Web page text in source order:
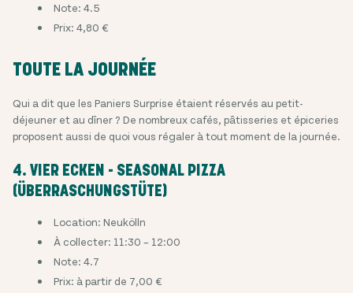
Note: 4.5
Prix: 4,80 €
TOUTE LA JOURNÉE
Qui a dit que les Paniers Surprise étaient réservés au petit-
déjeuner et au dîner ? De nombreux cafés, pâtisseries et épiceries
proposent aussi de quoi vous régaler à tout moment de la journée.
4. VIER ECKEN - SEASONAL PIZZA
(ÜBERRASCHUNGSTÜTE)
Location: Neukölln
À collecter: 11:30 – 12:00
Note: 4.7
Prix: à partir de 7,00 €